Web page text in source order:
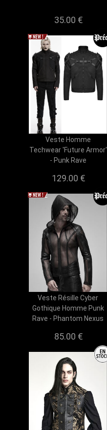
35.00 €
Veste Homme
Techwear 'Future Armor'
- Punk Rave
129.00 €
Veste Résille Cyber
Gothique Homme Punk
Rave - Phantom Nexus
85.00 €